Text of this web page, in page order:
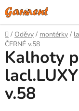
Přejít
na
obsah
Domů
/ Oděvy / montérky /
ČERNÉ v.58
Kalhoty
v.58